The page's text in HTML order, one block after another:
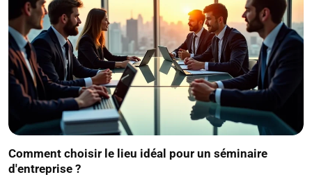
Comment choisir le lieu idéal pour un séminaire
d'entreprise ?